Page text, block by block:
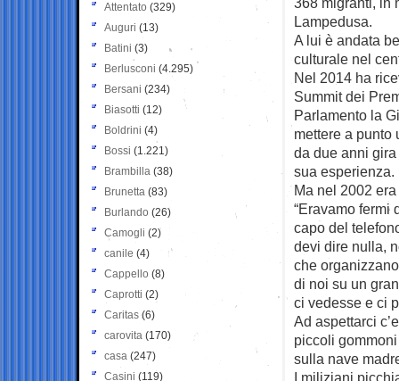
Lampedusa.
A lui è andata
culturale nel
Nel 2014 ha
Summit dei
Parlamento la
mettere a punto
da due anni
sua esperienza.
Ma nel 2002
“Eravamo fermi
capo del
devi dire nulla,
che
di noi su un
ci vedesse e ci
Ad aspettarci
piccoli
sulla nave
I miliziani
Attentato (329)
Auguri (13)
Batini (3)
Berlusconi (4.295)
Bersani (234)
Biasotti (12)
Boldrini (4)
Bossi (1.221)
Brambilla (38)
Brunetta (83)
Burlando (26)
Camogli (2)
canile (4)
Cappello (8)
Caprotti (2)
Caritas (6)
carovita (170)
casa (247)
Casini (119)